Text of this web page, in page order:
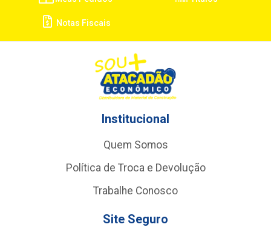
Notas Fiscais
Institucional
Quem Somos
Política de Troca e Devolução
Trabalhe Conosco
Site Seguro